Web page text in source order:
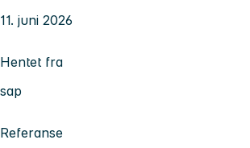
11. juni 2026
Hentet fra
sap
Referanse